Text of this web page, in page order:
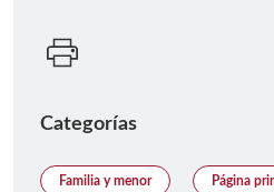
Categorías
Familia y menor Página